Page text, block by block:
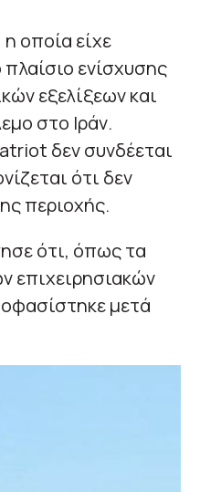
οποία είχε
ενίσχυσης
εξελίξεων και
στο Ιράν.
δεν συνδέεται
ότι δεν
περιοχής.
ότι, όπως τα
επιχειρησιακών
μετά